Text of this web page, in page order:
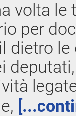
volta le
per
dietro